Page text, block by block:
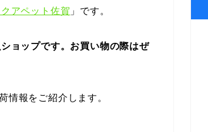
アペット佐賀 」です。
ョップです。お買い物の際はぜ
情報をご紹介します。